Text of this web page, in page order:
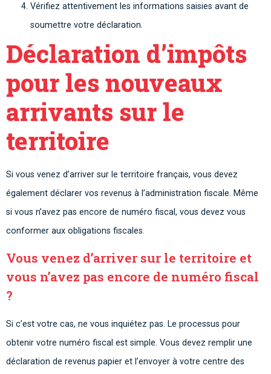
Vérifiez attentivement les informations saisies avant de
soumettre votre déclaration.
Déclaration d’impôts
pour les nouveaux
arrivants sur le
territoire
Si vous venez d’arriver sur le territoire français, vous devez
également déclarer vos revenus à l’administration fiscale. Même
si vous n’avez pas encore de numéro fiscal, vous devez vous
conformer aux obligations fiscales.
Vous venez d’arriver sur le territoire et
vous n’avez pas encore de numéro fiscal
?
Si c’est votre cas, ne vous inquiétez pas. Le processus pour
obtenir votre numéro fiscal est simple. Vous devez remplir une
déclaration de revenus papier et l’envoyer à votre centre des